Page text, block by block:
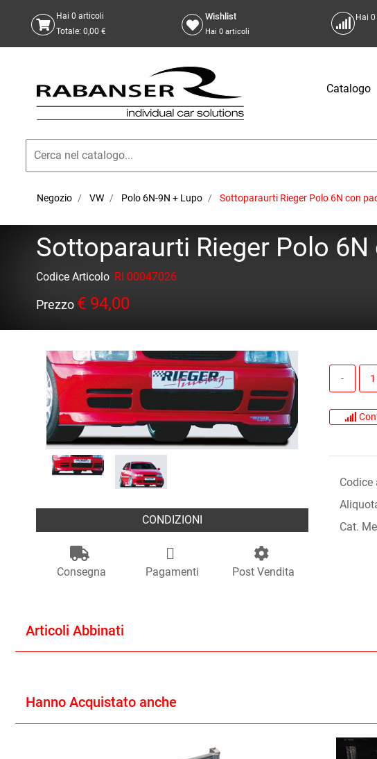
Hai 0 articoli
Totale: 0,00 €
Wishlist
Hai 0 articoli
Hai0
Catalogo
Negozio VW Polo 6N-9N + Lupo Sottoparaurti Rieger Polo 6N con
Sottoparaurti Rieger Polo
Codice Articolo RI 00047026
Prezzo € 94,00
CONDIZIONI
Consegna Pagamenti Post Vendita
Quantità
Cat.
Articoli Abbinati
Hanno Acquistato anche